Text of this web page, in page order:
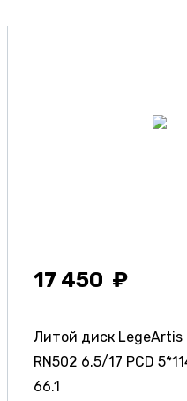
17 450
Литой диск LegeArtis
RN502 6.5/17 PCD
66.1